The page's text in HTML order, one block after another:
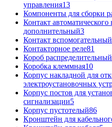
управления13
Компоненты для сборки
Контакт
дополнительный3
Контакт вспомогательный
Контакторное реле81
Короб
Коробка клеммная10
Корпус накладной для
электроустановочных
Корпус постов для
сигнализации5
Корпус пустотелый86
Кронштейн для